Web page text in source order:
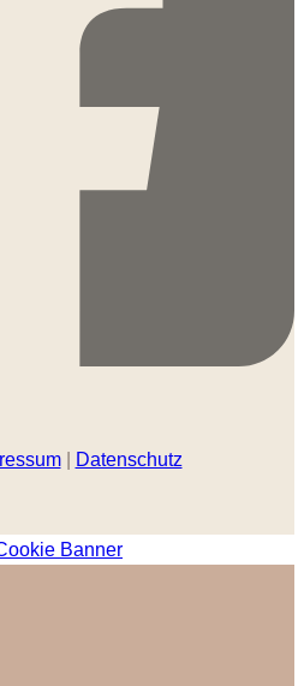
| Datenschutz
Banner